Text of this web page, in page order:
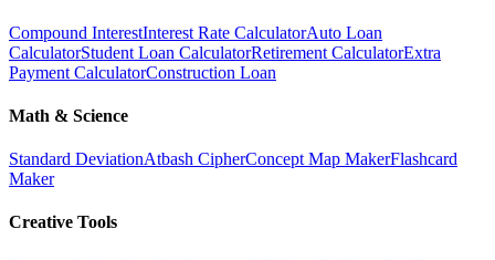
Compound InterestInterest Rate CalculatorAuto Loan
CalculatorStudent Loan CalculatorRetirement CalculatorExtra
Payment CalculatorConstruction Loan
Math & Science
Standard DeviationAtbash CipherConcept Map MakerFlashcard
Maker
Creative Tools